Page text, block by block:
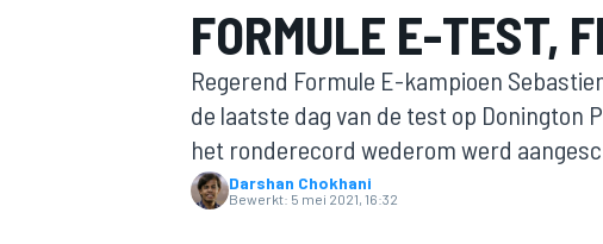
FORMULE E-TEST,
Regerend Formule E-kampioen
de laatste dag van de test op Donington
het ronderecord wederom werd
Darshan Chokhani
Bewerkt: 5 mei 2021, 16:32